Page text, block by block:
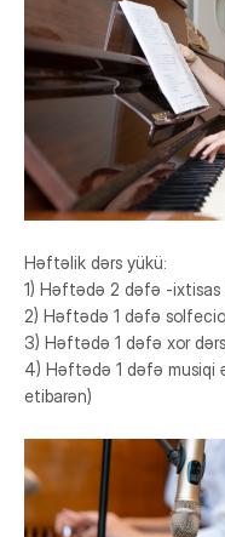
Həftəlik dərs yükü:
1) Həftədə 2 dəfə -ixtisas
2) Həftədə 1 dəfə
3) Həftədə 1 dəfə xor
4) Həftədə 1 dəfə musiqi
etibarən)